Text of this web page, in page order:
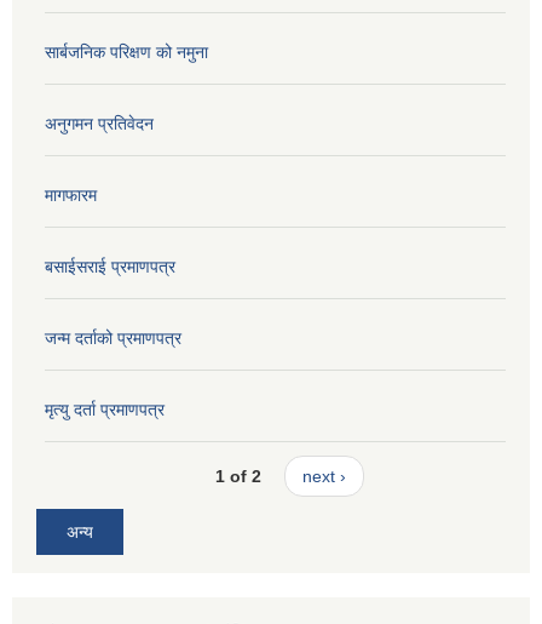
सार्बजनिक परिक्षण को नमुना
अनुगमन प्रतिवेदन
मागफारम
बसाईसराई प्रमाणपत्र
जन्म दर्ताको प्रमाणपत्र
मृत्यु दर्ता प्रमाणपत्र
1 of 2 next ›
अन्य